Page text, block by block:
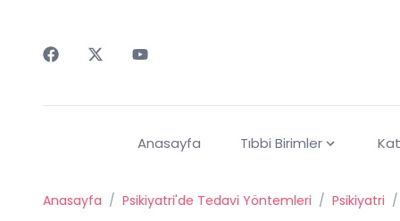
Anasayfa Tıbbi Birimler
Anasayfa / Psikiyatri'de Tedavi Yöntemleri / Psikiyatri /